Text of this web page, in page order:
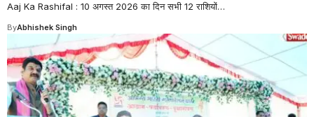
Aaj Ka Rashifal : 10 अगस्त 2026 का दिन सभी 12 राशियों…
ByAbhishek Singh